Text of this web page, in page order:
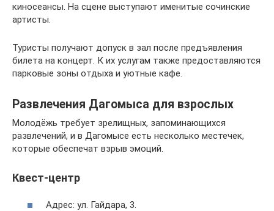
киносеансы. На сцене выступают именитые сочинские
артисты.
Туристы получают допуск в зал после предъявления
билета на концерт. К их услугам также предоставляются
парковые зоны отдыха и уютные кафе.
Развлечения Дагомыса для взрослых
Молодёжь требует зрелищных, запоминающихся
развлечений, и в Дагомысе есть несколько местечек,
которые обеспечат взрыв эмоций.
Квест-центр
Адрес: ул. Гайдара, 3.